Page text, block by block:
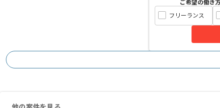
ご希望の働き
フリーランス